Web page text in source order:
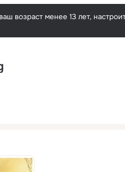
возраст менее 13 лет,